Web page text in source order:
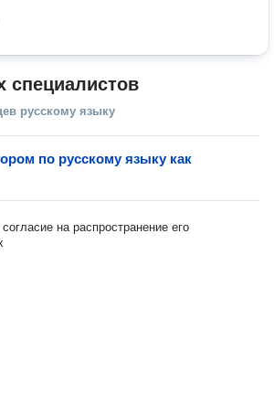
специалистов
русскому языку
по русскому языку как
на распространение его